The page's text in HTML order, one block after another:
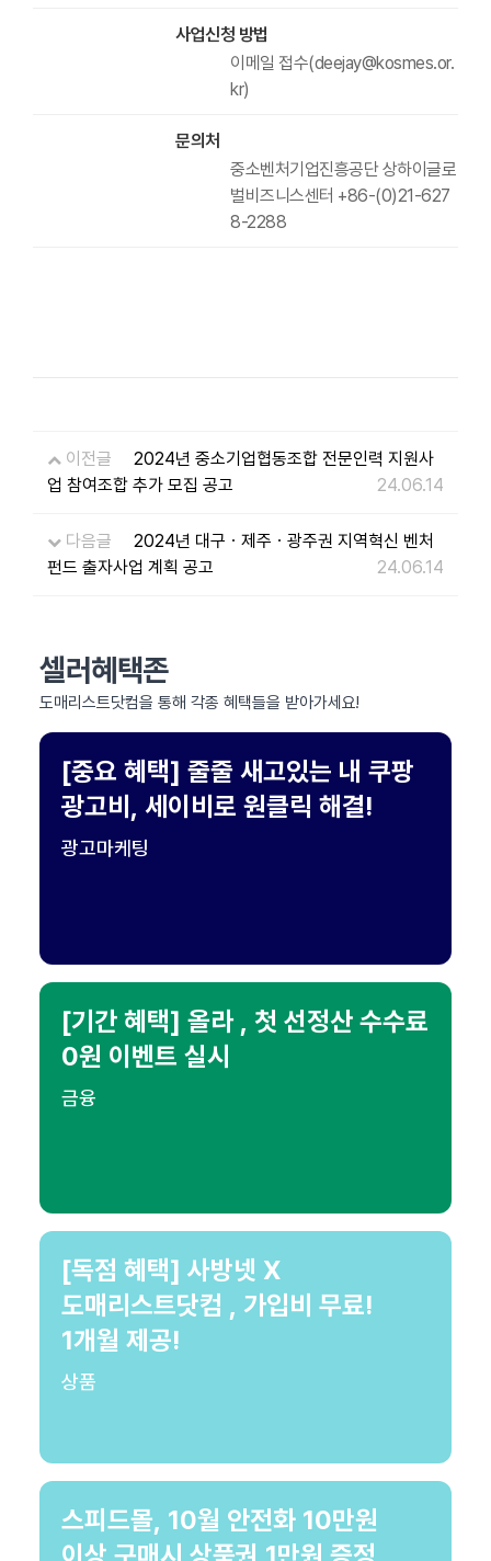
사업신청 방법
이메일 접수(deejay@kosmes.or.
kr)
문의처
중소벤처기업진흥공단 상하이글로
벌비즈니스센터 +86-(0)21-627
8-2288
이전글
2024년 중소기업협동조합 전문인력 지원사
업 참여조합 추가 모집 공고
24.06.14
다음글
2024년 대구ㆍ제주ㆍ광주권 지역혁신 벤처
펀드 출자사업 계획 공고
24.06.14
셀러혜택존
도매리스트닷컴을 통해 각종 혜택들을 받아가세요!
[중요 혜택] 줄줄 새고있는 내 쿠팡
광고비, 세이비로 원클릭 해결!
광고마케팅
[기간 혜택] 올라 , 첫 선정산 수수료
0원 이벤트 실시
금융
[독점 혜택] 사방넷 X
도매리스트닷컴 , 가입비 무료!
1개월 제공!
상품
스피드몰, 10월 안전화 10만원
이상 구매시 상품권 1만원 증정